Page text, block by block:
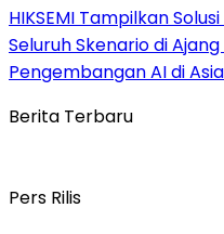
HIKSEMI Tampilkan
Seluruh Skenario di
Pengembangan AI di
Berita Terbaru
Pers Rilis